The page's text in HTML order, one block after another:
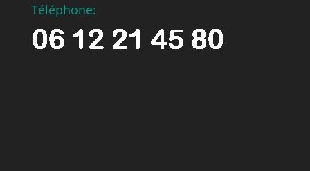
Téléphone: